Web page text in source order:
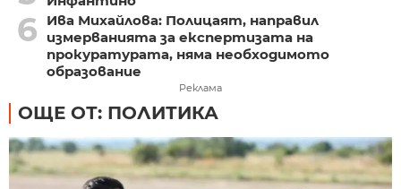
6
Ива Михайлова: Полицаят, направил
измерванията за експертизата на
прокуратурата, няма необходимото
образование
Реклама
ОЩЕ ОТ: ПОЛИТИКА